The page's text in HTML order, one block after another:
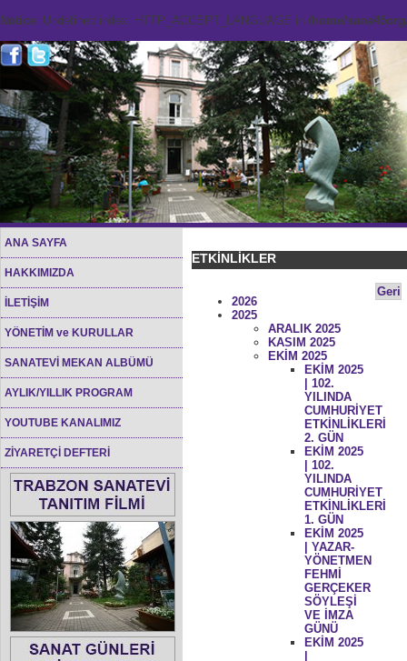
Notice: Undefined index: HTTP_ACCEPT_LANGUAGE in /home/
ANA SAYFA
HAKKIMIZDA
İLETİŞİM
YÖNETİM ve KURULLAR
SANATEVİ MEKAN ALBÜMÜ
AYLIK/YILLIK PROGRAM
YOUTUBE KANALIMIZ
ZİYARETÇİ DEFTERİ
ETKİNLİKLER
Geri
2026
2025
ARALIK 2025
KASIM 2025
EKİM 2025
EKİM 2025
| 102.
YILINDA
CUMHURİYET
ETKİNLİKLERİ
2. GÜN
EKİM 2025
| 102.
YILINDA
CUMHURİYET
ETKİNLİKLERİ
1. GÜN
EKİM 2025
| YAZAR-
YÖNETMEN
FEHMİ
GERÇEKER
SÖYLEŞİ
VE İMZA
GÜNÜ
EKİM 2025